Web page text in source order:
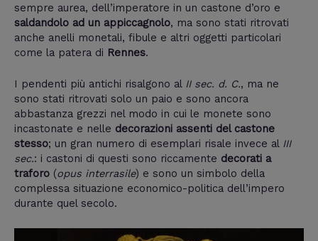
sempre aurea, dell’imperatore in un castone d’oro e
saldandolo ad un appiccagnolo, ma sono stati ritrovati
anche anelli monetali, fibule e altri oggetti particolari
come la patera di Rennes.
I pendenti più antichi risalgono al II sec. d. C., ma ne
sono stati ritrovati solo un paio e sono ancora
abbastanza grezzi nel modo in cui le monete sono
incastonate e nelle decorazioni assenti del castone
stesso; un gran numero di esemplari risale invece al III
sec.: i castoni di questi sono riccamente decorati a
traforo (opus interrasile) e sono un simbolo della
complessa situazione economico-politica dell’impero
durante quel secolo.